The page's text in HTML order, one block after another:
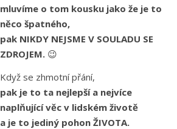
mluvíme o tom kousku jako že je to
něco špatného,
pak NIKDY NEJSME V SOULADU SE
ZDROJEM. 😉
Když se zhmotní přání,
pak je to ta nejlepší a nejvíce
naplňující věc v lidském životě
a je to jediný pohon ŽIVOTA.